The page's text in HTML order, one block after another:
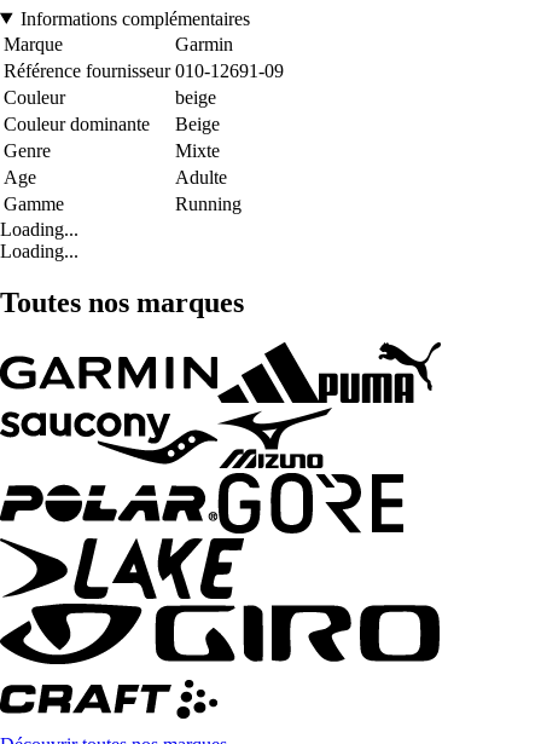
Informations complémentaires
Marque
Garmin
Référence fournisseur 010-12691-09
Couleur
beige
Couleur dominante
Beige
Genre
Mixte
Age
Adulte
Gamme
Running
Loading...
Loading...
Toutes nos marques